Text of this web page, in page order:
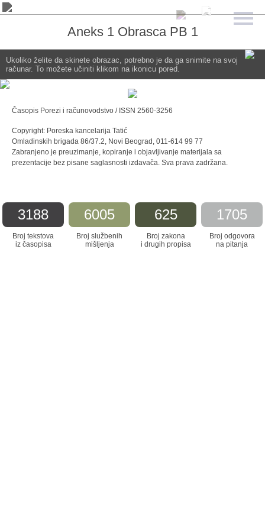
Aneks 1 Obrasca PB 1
Ukoliko želite da skinete obrazac, potrebno je da ga snimite na svoj
računar. To možete učiniti klikom na ikonicu pored.
Časopis Porezi i računovodstvo / ISSN 2560-3256
Copyright: Poreska kancelarija Tatić
Omladinskih brigada 86/37.2, Novi Beograd, 011-614 99 77
Zabranjeno je preuzimanje, kopiranje i objavljivanje materijala sa
prezentacije bez pisane saglasnosti izdavača. Sva prava zadržana.
3188
Broj tekstova
iz časopisa
6005
Broj službenih
mišljenja
625
Broj zakona
i drugih propisa
1705
Broj odgovora
na pitanja